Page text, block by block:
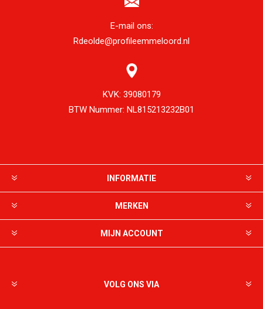
E-mail ons:
Rdeolde@profileemmeloord.nl
KVK: 39080179
BTW Nummer: NL815213232B01
INFORMATIE
MERKEN
MIJN ACCOUNT
VOLG ONS VIA